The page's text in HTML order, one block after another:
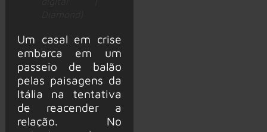
Um casal em crise
embarca em um
passeio de balão
pelas paisagens da
Itália na tentativa
de reacender a
relação. No